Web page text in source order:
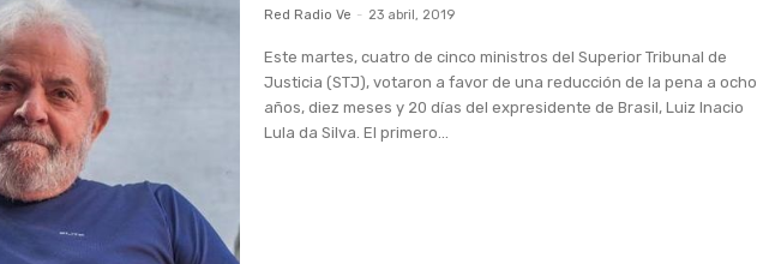
Red Radio Ve - 23 abril, 2019
Este martes, cuatro de cinco ministros del Superior Tribunal de
Justicia (STJ), votaron a favor de una reducción de la pena a ocho
años, diez meses y 20 días del expresidente de Brasil, Luiz Inacio
Lula da Silva. El primero...